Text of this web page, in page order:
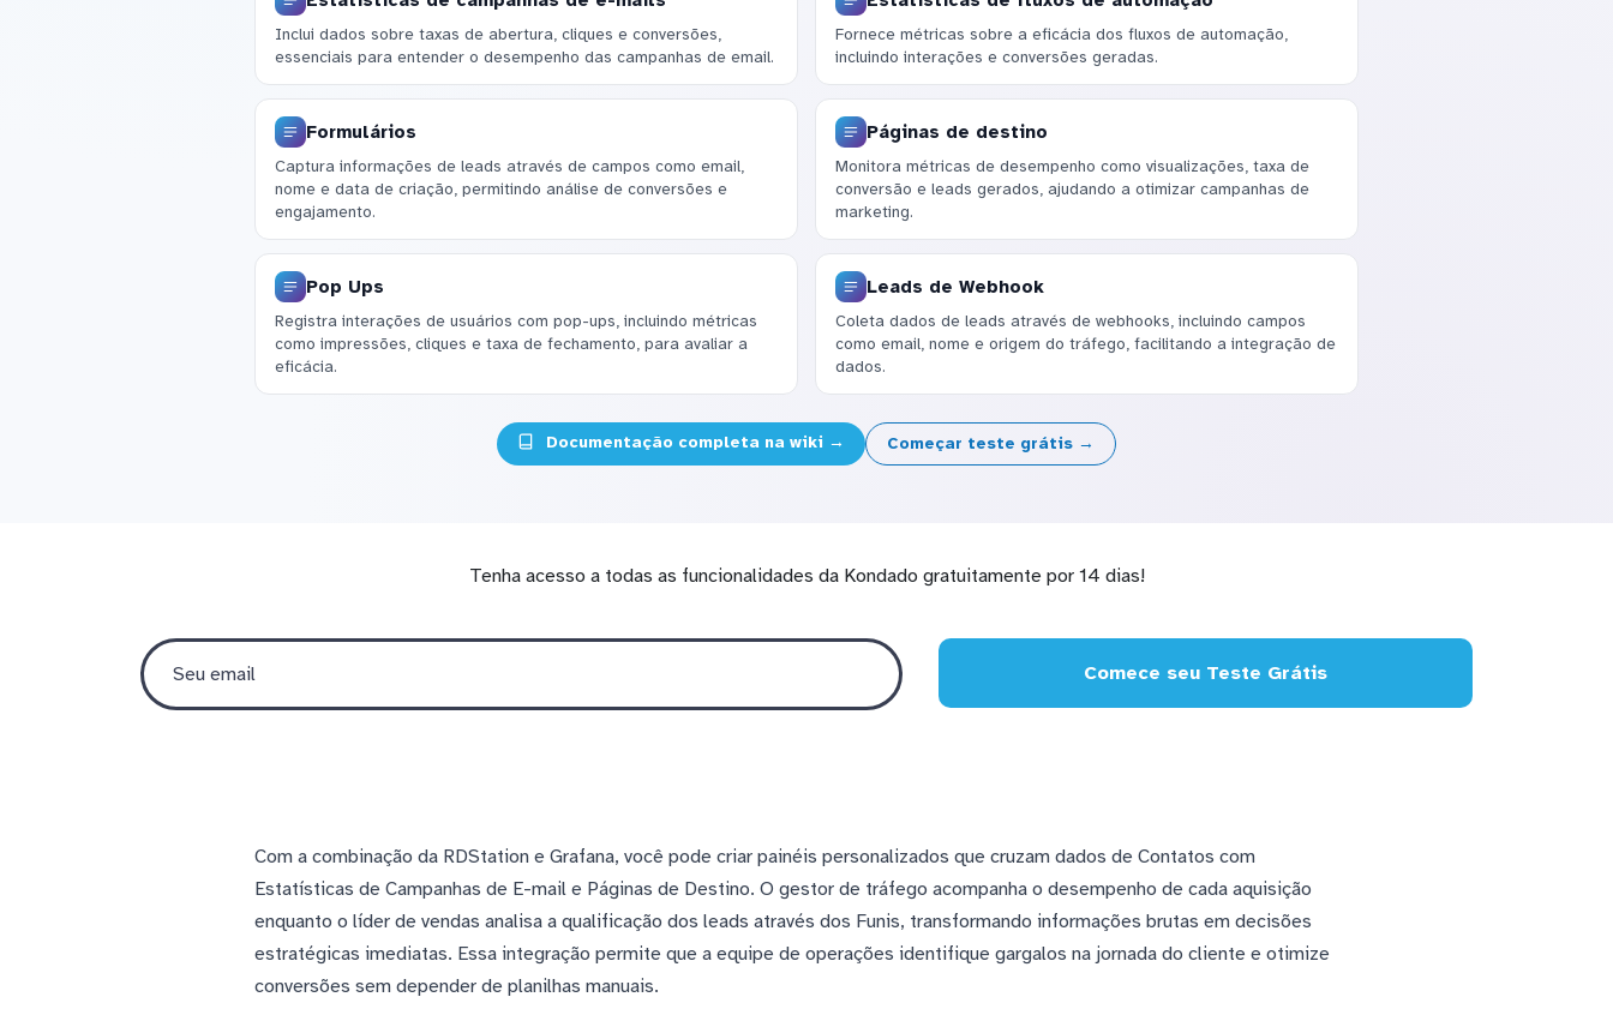
Inclui dados sobre taxas de abertura, cliques e conversões,
essenciais para entender o desempenho das campanhas de email.
Fornece métricas sobre a eficácia dos fluxos de automação,
incluindo interações e conversões geradas.
Formulários
Captura informações de leads através de campos como email,
nome e data de criação, permitindo análise de conversões e
engajamento.
Páginas de destino
Monitora métricas de desempenho como visualizações, taxa de
conversão e leads gerados, ajudando a otimizar campanhas de
marketing.
Pop Ups
Registra interações de usuários com pop-ups, incluindo métricas
como impressões, cliques e taxa de fechamento, para avaliar a
eficácia.
Leads de Webhook
Coleta dados de leads através de webhooks, incluindo campos
como email, nome e origem do tráfego, facilitando a integração de
dados.
Documentação completa na wiki → Começar teste grátis →
Tenha acesso a todas as funcionalidades da Kondado gratuitamente por 14 dias!
Comece seu Teste Grátis
Com a combinação da RDStation e Grafana, você pode criar painéis personalizados que cruzam dados de Contatos com
Estatísticas de Campanhas de E-mail e Páginas de Destino. O gestor de tráfego acompanha o desempenho de cada aquisição
enquanto o líder de vendas analisa a qualificação dos leads através dos Funis, transformando informações brutas em decisões
estratégicas imediatas. Essa integração permite que a equipe de operações identifique gargalos na jornada do cliente e otimize
conversões sem depender de planilhas manuais.